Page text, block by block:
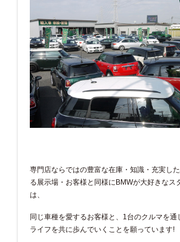
専門店ならではの豊富な在庫・知識・充実し
る展示場・お客様と同様にBMWが大好きなス
は、
同じ車種を愛するお客様と、1台のクルマを通
ライフを共に歩んでいくことを願っています!